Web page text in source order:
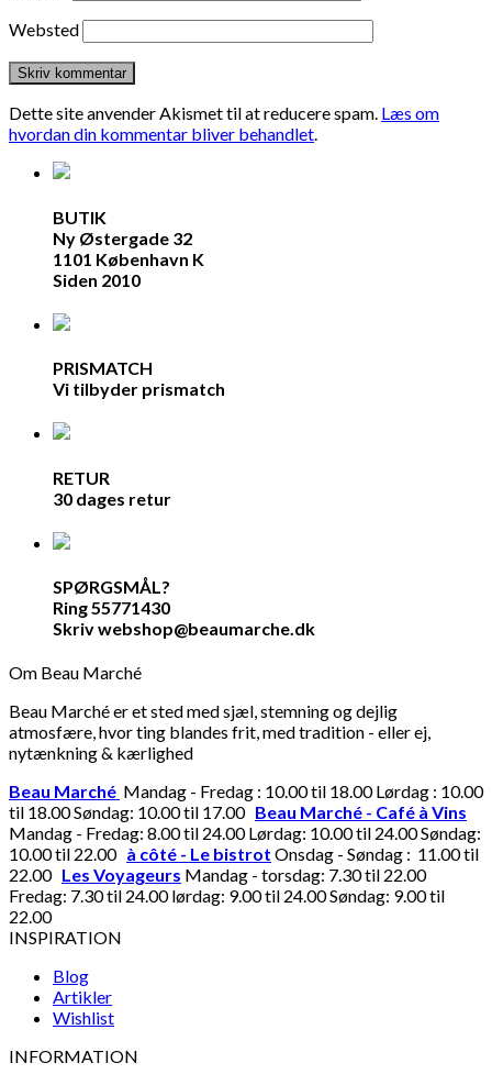
Websted
Dette site anvender Akismet til at reducere spam. Læs om
hvordan din kommentar bliver behandlet.
BUTIK
Ny Østergade 32
1101 København K
Siden 2010
PRISMATCH
Vi tilbyder prismatch
RETUR
30 dages retur
SPØRGSMÅL?
Ring 55771430
Skriv webshop@beaumarche.dk
Om Beau Marché
Beau Marché er et sted med sjæl, stemning og dejlig
atmosfære, hvor ting blandes frit, med tradition - eller ej,
nytænkning & kærlighed
Beau Marché Mandag - Fredag : 10.00 til 18.00 Lørdag : 10.00
til 18.00 Søndag: 10.00 til 17.00 Beau Marché - Café à Vins
Mandag - Fredag: 8.00 til 24.00 Lørdag: 10.00 til 24.00 Søndag:
10.00 til 22.00 à côté - Le bistrot Onsdag - Søndag : 11.00 til
22.00 Les Voyageurs Mandag - torsdag: 7.30 til 22.00
Fredag: 7.30 til 24.00 lørdag: 9.00 til 24.00 Søndag: 9.00 til
22.00
INSPIRATION
Blog
Artikler
Wishlist
INFORMATION